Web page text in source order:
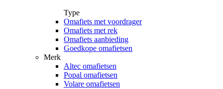
Type
Omafiets met voordrager
Omafiets met rek
Omafiets aanbieding
Goedkope omafietsen
Merk
Altec omafietsen
Popal omafietsen
Volare omafietsen